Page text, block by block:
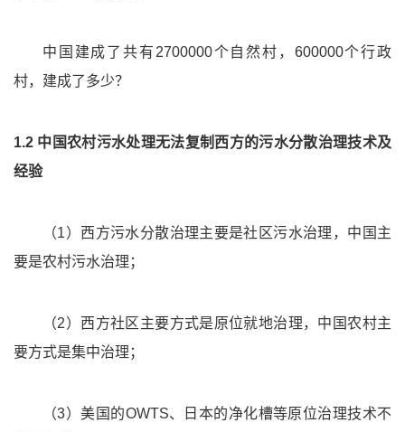
中国建成了共有2700000个自然村，600000个行政
村，建成了多少？
1.2 中国农村污水处理无法复制西方的污水分散治理技术及
经验
（1）西方污水分散治理主要是社区污水治理，中国主
要是农村污水治理；
（2）西方社区主要方式是原位就地治理，中国农村主
要方式是集中治理；
（3）美国的OWTS、日本的净化槽等原位治理技术不